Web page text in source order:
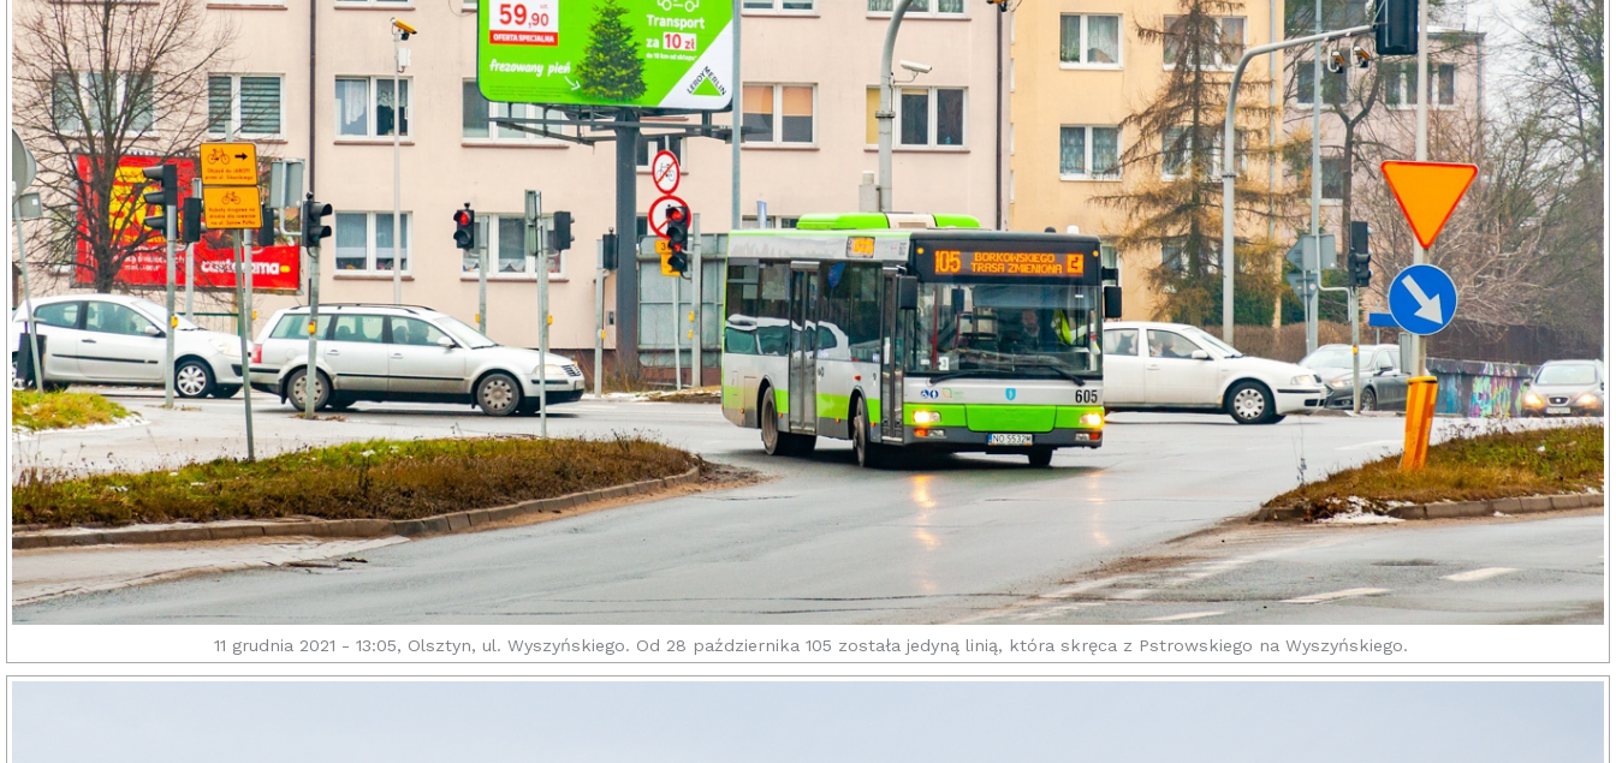
11 grudnia 2021 - 13:05, Olsztyn, ul. Wyszyńskiego. Od 28 października 105 została jedyną linią, która skręca z Pstrowskiego na Wyszyńskiego.